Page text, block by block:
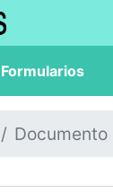
Formularios
Documento